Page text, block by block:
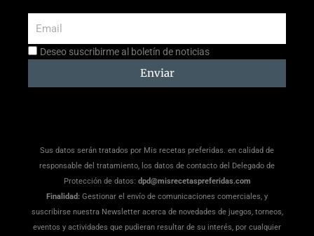
Aceptación
Deseo suscribirme al boletín de noticias
Enviar
Sus datos serán tratados por Mis recetas preferidas. en calidad de
responsable del tratamiento, los datos de contacto del Delegado de
Protección de datos: dpd@misrecetaspreferidas.com
Finalidad: Gestionar el envío de comunicaciones comerciales, y
suscribirse nuestra Newsletter acerca de novedades de juegos, torneos,
eventos y actividades que pudieran resultar de su interés, por cualquier